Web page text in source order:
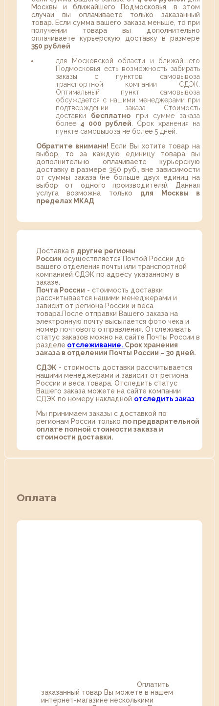
Москвы и ближайшего Подмосковья, в этом
случаи вы оплачиваете только заказанный
товар. Если сумма вашего заказа меньше, то при
получении товара вы дополнительно
оплачиваете курьерскую доставку в размере
350 рублей
для Московской области и ближайшего
Подмосковья есть возможность забирать
заказы с пунктов самовывоза
транспортной компании СДЭК.
Оптимальный пункт самовывоза
обсуждается с нашими менеджерами при
подтверждении заказа. Стоимость
доставки бесплатно при сумме заказа
более 4 000 рублей . Срок хранения на
пункте самовывоза не более 5 дней.
Обратите внимани! Если Вы хотите товар на
выбор, то за каждую единицу товара вы
дополнительно оплачиваете курьерскую
доставку в размере 350 руб., вне зависимости
от суммы заказа (не больше двух единиц на
выбор от одного производителя). Данная
услуга возможна только для Москвы в
пределах МКАД
Доставка в другие регионы
России осуществляется Почтой России до
вашего отделения почты или транспортной
компанией СДЭК по адресу указанному в
заказе.
Почта России - стоимость доставки
рассчитывается нашими менеджерами и
зависит от региона России и веса
товара.После отправки Вашего заказа на
электронную почту высылается фото чека и
номер почтового отправления. Отслеживать
статус заказов можно на сайте Почты России в
разделе oтслеживание. Срок хранения
заказа в отделении Почты России – 30 дней.
СДЭК - стоимость доставки рассчитывается
нашими менеджерами и зависит от региона
России и веса товара. Отследить статус
Вашего заказа можете на сайте компании
СДЭК по номеру накладной отследить заказ
Мы принимаем заказы с доставкой по
регионам России только по предварительной
оплате полной стоимости заказа и
стоимости доставки.
Оплата
Оплатить
заказанный товар Вы можете в нашем
интернет-магазине несколькими